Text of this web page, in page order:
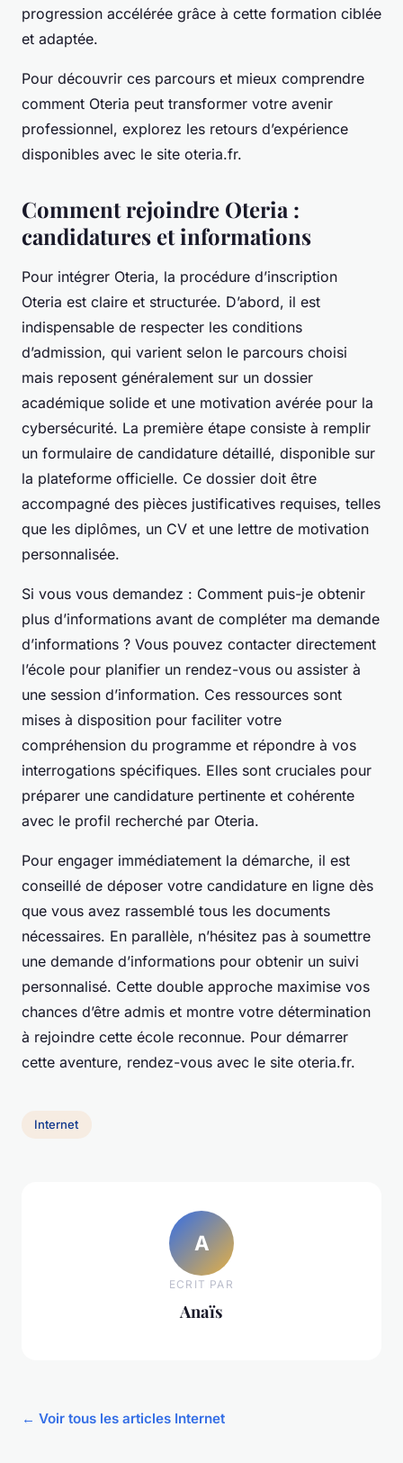
progression accélérée grâce à cette formation ciblée
et adaptée.
Pour découvrir ces parcours et mieux comprendre
comment Oteria peut transformer votre avenir
professionnel, explorez les retours d’expérience
disponibles avec le site oteria.fr.
Comment rejoindre Oteria :
candidatures et informations
Pour intégrer Oteria, la procédure d’inscription
Oteria est claire et structurée. D’abord, il est
indispensable de respecter les conditions
d’admission, qui varient selon le parcours choisi
mais reposent généralement sur un dossier
académique solide et une motivation avérée pour la
cybersécurité. La première étape consiste à remplir
un formulaire de candidature détaillé, disponible sur
la plateforme officielle. Ce dossier doit être
accompagné des pièces justificatives requises, telles
que les diplômes, un CV et une lettre de motivation
personnalisée.
Si vous vous demandez : Comment puis-je obtenir
plus d’informations avant de compléter ma demande
d’informations ? Vous pouvez contacter directement
l’école pour planifier un rendez-vous ou assister à
une session d’information. Ces ressources sont
mises à disposition pour faciliter votre
compréhension du programme et répondre à vos
interrogations spécifiques. Elles sont cruciales pour
préparer une candidature pertinente et cohérente
avec le profil recherché par Oteria.
Pour engager immédiatement la démarche, il est
conseillé de déposer votre candidature en ligne dès
que vous avez rassemblé tous les documents
nécessaires. En parallèle, n’hésitez pas à soumettre
une demande d’informations pour obtenir un suivi
personnalisé. Cette double approche maximise vos
chances d’être admis et montre votre détermination
à rejoindre cette école reconnue. Pour démarrer
cette aventure, rendez-vous avec le site oteria.fr.
Internet
A
ECRIT PAR
Anaïs
← Voir tous les articles Internet